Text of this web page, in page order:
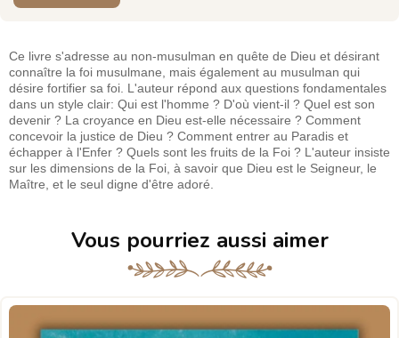
Ce livre s'adresse au non-musulman en quête de Dieu et désirant
connaître la foi musulmane, mais également au musulman qui
désire fortifier sa foi. L'auteur répond aux questions fondamentales
dans un style clair: Qui est l'homme ? D'où vient-il ? Quel est son
devenir ? La croyance en Dieu est-elle nécessaire ? Comment
concevoir la justice de Dieu ? Comment entrer au Paradis et
échapper à l'Enfer ? Quels sont les fruits de la Foi ? L'auteur insiste
sur les dimensions de la Foi, à savoir que Dieu est le Seigneur, le
Maître, et le seul digne d'être adoré.
Vous pourriez aussi aimer